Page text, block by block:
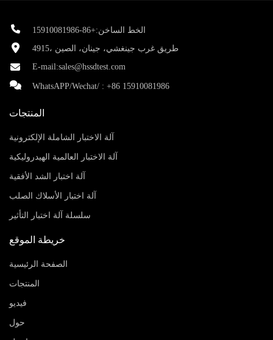
الخط الساخن:+86-15910081986
4915، طريق غرب جينغشي، جينان، الصين
E-mail:sales@hssdtest.com
WhatsAPP/Wechat/ : +86 15910081986
المنتجات
آلة الاختبار الشاملة الإلكترونية
آلة الاختبار العالمية الهيدروليكية
آلة اختبار الشد الأفقية
آلة اختبار الأسلاك الصلب
سلسلة آلة اختبار التأثير
خريطة الموقع
الصفحة الرئيسية
المنتجات
فيديو
حول